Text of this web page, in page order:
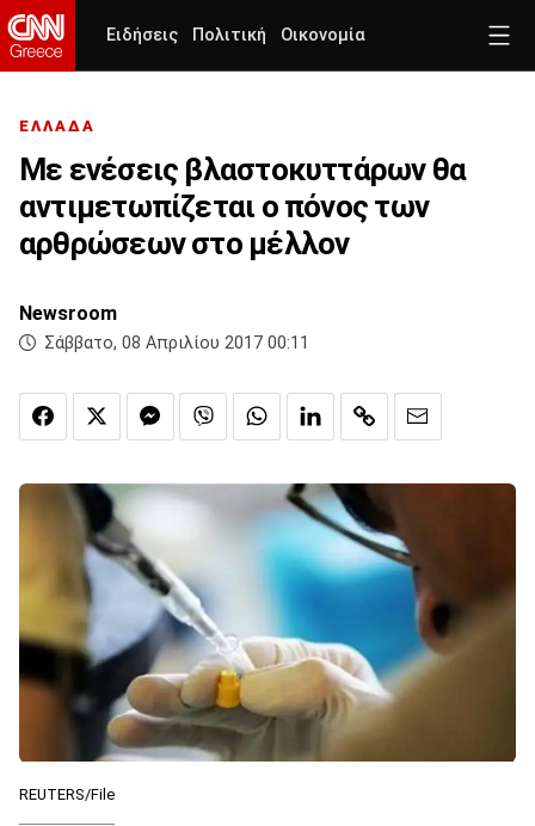
Ειδήσεις Πολιτική Οικονομία
ΕΛΛΑΔΑ
Με ενέσεις βλαστοκυττάρων θα
αντιμετωπίζεται ο πόνος των
αρθρώσεων στο μέλλον
Newsroom
Σάββατο, 08 Απριλίου 2017 00:11
REUTERS/File